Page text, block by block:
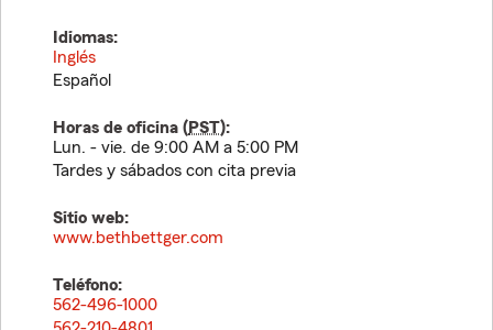
Idiomas:
Inglés
Español
Horas de oficina (PST):
Lun. - vie. de 9:00 AM a 5:00 PM
Tardes y sábados con cita previa
Sitio web:
www.bethbettger.com
Teléfono:
562-496-1000